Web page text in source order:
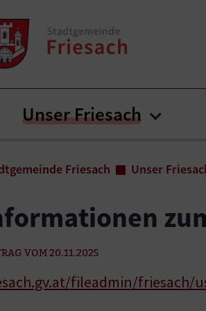
Unser Friesach
Friesach Unser
VOM 20.11.2025
fileadmin/friesach/